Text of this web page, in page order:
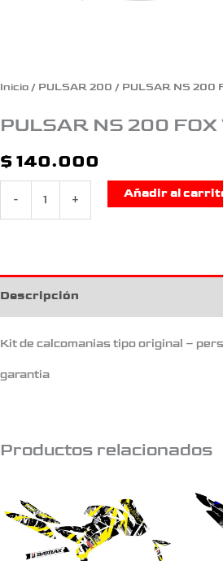
Inicio / PULSAR 200 / PULSAR NS 200
PULSAR NS 200 FOX
$ 140.000
- +
Añadir al
Descripción
Kit de calcomanias tipo original –
garantia
Productos relacionados